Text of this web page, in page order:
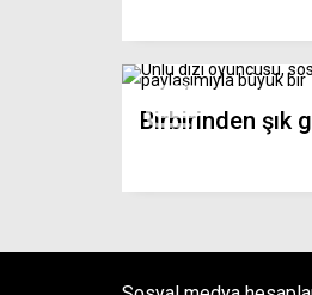
Birbirinden şık